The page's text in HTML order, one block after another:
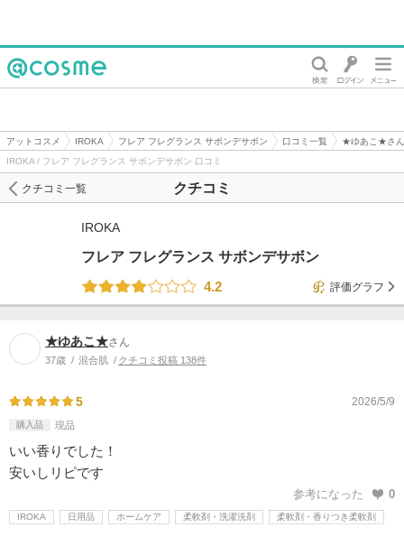
アットコスメ IROKA フレア フレグランス サボンデサボン 口コミ一覧
★ゆあこ★さ
IROKA / フレア フレグランス サボンデサボン 口コミ
クチコミ
クチコミ一覧
IROKA
フレア フレグランス サボンデサボン
4.2
評価グラフ
★ゆあこ★さん
37歳 混合肌 クチコミ投稿 138件
5 2026/5/9
購入品 現品
いい香りでした！
安いしリピです
参考になった 0
IROKA 日用品 ホームケア 柔軟剤・洗濯洗剤 柔軟剤・香りつき柔軟剤